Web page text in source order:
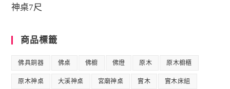
神桌7尺
商品標籤
佛具銅器 佛桌 佛櫥 佛燈 原木 原木櫥櫃
原木神桌 大溪神桌 宮廟神桌 實木 實木床組